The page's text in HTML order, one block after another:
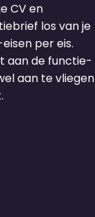
CV en
los van je
per eis.
aan de functie-
aan te vliegen